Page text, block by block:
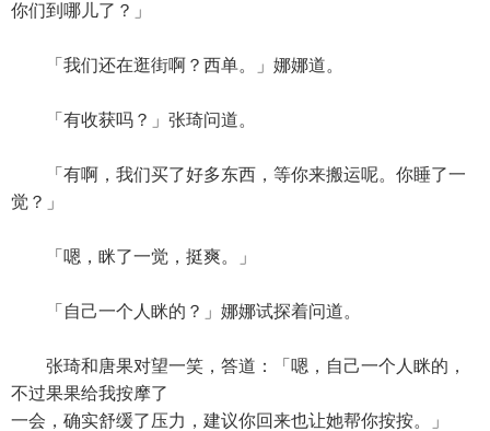
你们到哪儿了？」
「我们还在逛街啊？西单。」娜娜道。
「有收获吗？」张琦问道。
「有啊，我们买了好多东西，等你来搬运呢。你睡了一
觉？」
「嗯，眯了一觉，挺爽。」
「自己一个人眯的？」娜娜试探着问道。
张琦和唐果对望一笑，答道：「嗯，自己一个人眯的，
不过果果给我按摩了
一会，确实舒缓了压力，建议你回来也让她帮你按按。」